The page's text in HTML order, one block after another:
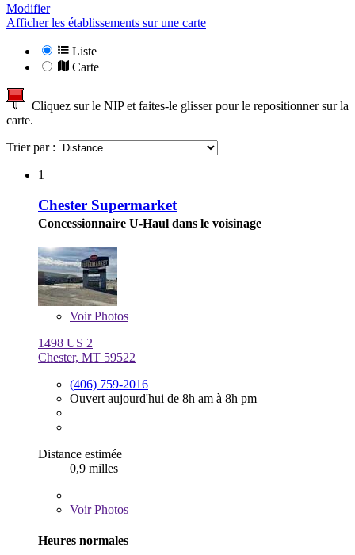
Modifier
Afficher les établissements sur une carte
Liste
Carte
Cliquez sur le NIP et faites-le glisser pour le repositionner sur la
carte.
Trier par :
1
Chester Supermarket
Concessionnaire U-Haul dans le voisinage
VoirPhotos
1498 US 2
Chester, MT 59522
(406) 759-2016
Ouvert aujourd'hui de 8h am à 8h pm
Distance estimée
0,9 milles
VoirPhotos
Heures normales